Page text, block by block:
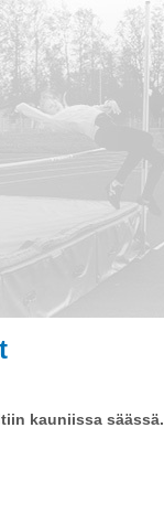
kauniissa säässä.